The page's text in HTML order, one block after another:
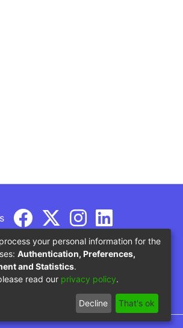
Ministerio de Educación
your personal information for the
Authentication, Preferences,
and Statistics.
read our privacy policy.
Decline That's ok